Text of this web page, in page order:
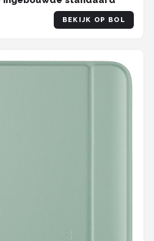
BEKIJK OP BOL